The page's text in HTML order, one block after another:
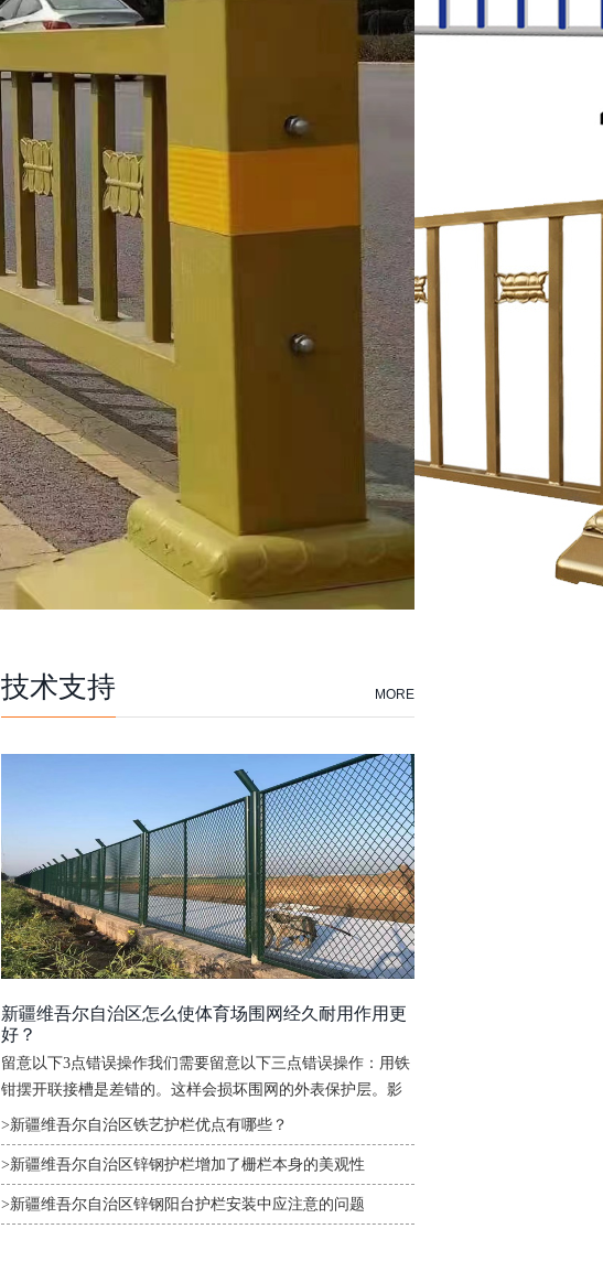
MORE
技术支持
新疆维吾尔自治区怎么使体育场围网经久耐用作用更
好？
留意以下3点错误操作我们需要留意以下三点错误操作：用铁
钳摆开联接槽是差错的。这样会损坏围网的外表保护层。影
响使用寿命......[详细]
>新疆维吾尔自治区铁艺护栏优点有哪些？
>新疆维吾尔自治区锌钢护栏增加了栅栏本身的美观性
>新疆维吾尔自治区锌钢阳台护栏安装中应注意的问题